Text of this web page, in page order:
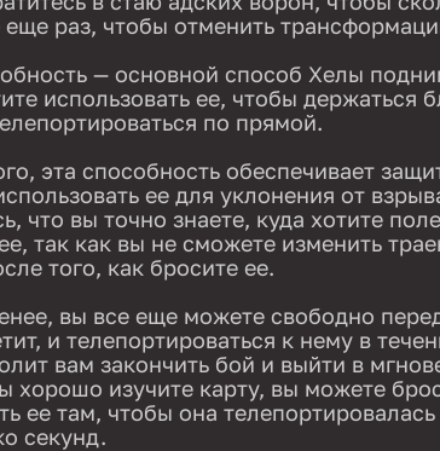
раз, чтобы отменить
— основной способ Хелы
использовать ее, чтобы держаться
по прямой.
эта способность обеспечивает
ее для уклонения от
что вы точно знаете, куда хотите
так как вы не сможете изменить
того, как бросите ее.
вы все еще можете свободно
и телепортироваться к нему в
вам закончить бой и выйти в
хорошо изучите карту, вы можете
ее там, чтобы она телепортировалась
секунд.